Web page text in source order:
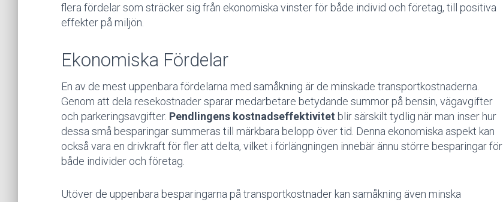
flera fördelar som sträcker sig från ekonomiska vinster för både individ och företag, till positiva
effekter på miljön.
Ekonomiska Fördelar
En av de mest uppenbara fördelarna med samåkning är de minskade transportkostnaderna.
Genom att dela resekostnader sparar medarbetare betydande summor på bensin, vägavgifter
och parkeringsavgifter. Pendlingens kostnadseffektivitet blir särskilt tydlig när man inser hur
dessa små besparingar summeras till märkbara belopp över tid. Denna ekonomiska aspekt kan
också vara en drivkraft för fler att delta, vilket i förlängningen innebär ännu större besparingar för
både individer och företag.
Utöver de uppenbara besparingarna på transportkostnader kan samåkning även minska